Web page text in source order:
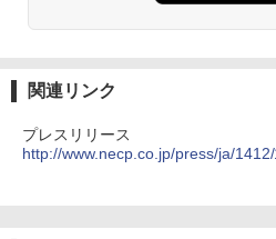
関連リンク
プレスリリース
http://www.necp.co.jp/press/ja/